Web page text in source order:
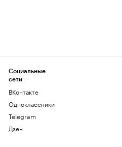
Социальные
сети
ВКонтакте
Одноклассники
Telegram
Дзен